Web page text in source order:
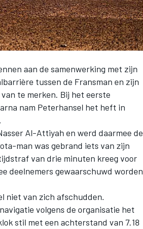
aan de samenwerking met zijn
tussen de Fransman en zijn
te merken. Bij het eerste
nam Peterhansel het heft in
Al-Attiyah en werd daarmee de
man was gebrand iets van zijn
van drie minuten kreeg voor
deelnemers gewaarschuwd worden
niet van zich afschudden.
volgens de organisatie het
stil met een achterstand van 7.18